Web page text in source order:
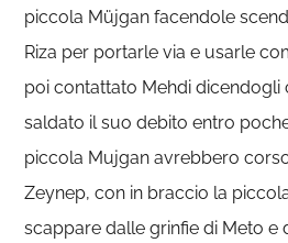
piccola Müjgan facendole
Riza per portarle via e usarle
poi contattato Mehdi dicendogli
saldato il suo debito entro
piccola Mujgan avrebbero
Zeynep, con in braccio la
scappare dalle grinfie di Meto e